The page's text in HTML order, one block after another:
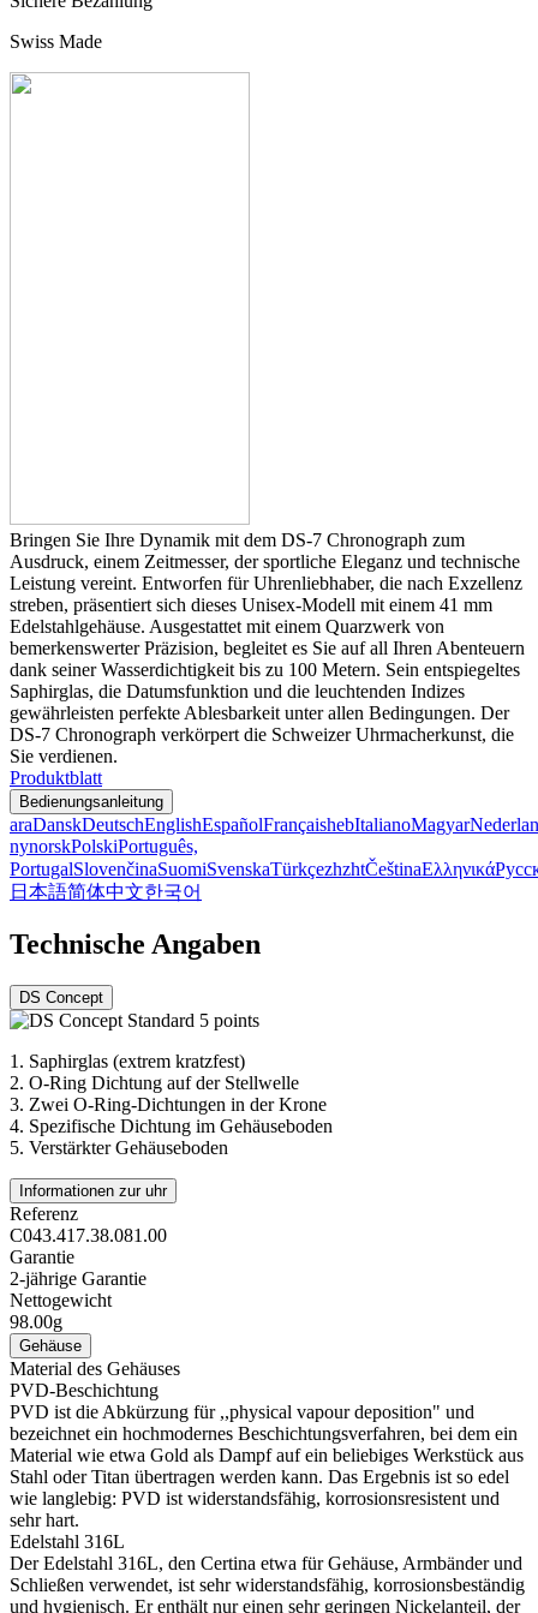
Swiss Made
Bringen Sie Ihre Dynamik mit dem DS-7 Chronograph zum
Ausdruck, einem Zeitmesser, der sportliche Eleganz und technische
Leistung vereint. Entworfen für Uhrenliebhaber, die nach Exzellenz
streben, präsentiert sich dieses Unisex-Modell mit einem 41 mm
Edelstahlgehäuse. Ausgestattet mit einem Quarzwerk von
bemerkenswerter Präzision, begleitet es Sie auf all Ihren Abenteuern
dank seiner Wasserdichtigkeit bis zu 100 Metern. Sein entspiegeltes
Saphirglas, die Datumsfunktion und die leuchtenden Indizes
gewährleisten perfekte Ablesbarkeit unter allen Bedingungen. Der
DS-7 Chronograph verkörpert die Schweizer Uhrmacherkunst, die
Sie verdienen.
Produktblatt
Bedienungsanleitung
araDanskDeutschEnglishEspañolFrançaishebItalianoMagyar
nynorskPolskiPortuguês,
PortugalSlovenčinaSuomiSvenskaTürkçezhzhtČeštinaΕλληνικά
日本語简体中文한국어
Technische Angaben
DS Concept
1. Saphirglas (extrem kratzfest)
2. O-Ring Dichtung auf der Stellwelle
3. Zwei O-Ring-Dichtungen in der Krone
4. Spezifische Dichtung im Gehäuseboden
5. Verstärkter Gehäuseboden
Informationen zur uhr
Referenz
C043.417.38.081.00
Garantie
2-jährige Garantie
Nettogewicht
98.00g
Gehäuse
Material des Gehäuses
PVD-Beschichtung
PVD ist die Abkürzung für ,,physical vapour deposition" und
bezeichnet ein hochmodernes Beschichtungsverfahren, bei dem ein
Material wie etwa Gold als Dampf auf ein beliebiges Werkstück aus
Stahl oder Titan übertragen werden kann. Das Ergebnis ist so edel
wie langlebig: PVD ist widerstandsfähig, korrosionsresistent und
sehr hart.
Edelstahl 316L
Der Edelstahl 316L, den Certina etwa für Gehäuse, Armbänder und
Schließen verwendet, ist sehr widerstandsfähig, korrosionsbeständig
und hygienisch. Er enthält nur einen sehr geringen Nickelanteil, der